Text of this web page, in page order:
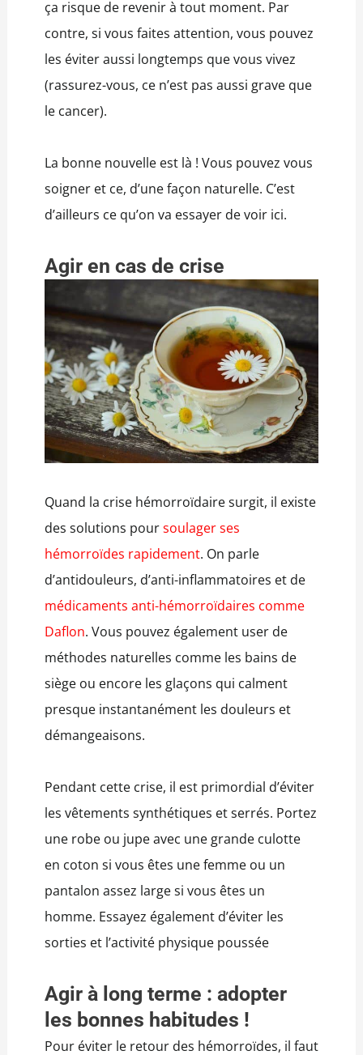
ça risque de revenir à tout moment. Par
contre, si vous faites attention, vous pouvez
les éviter aussi longtemps que vous vivez
(rassurez-vous, ce n’est pas aussi grave que
le cancer).
La bonne nouvelle est là ! Vous pouvez vous
soigner et ce, d’une façon naturelle. C’est
d’ailleurs ce qu’on va essayer de voir ici.
Agir en cas de crise
Quand la crise hémorroïdaire surgit, il existe
des solutions poursoulager ses
hémorroïdes rapidement. On parle
d’antidouleurs, d’anti-inflammatoires et de
médicaments anti-hémorroïdaires comme
Daflon. Vous pouvez également user de
méthodes naturelles comme les bains de
siège ou encore les glaçons qui calment
presque instantanément les douleurs et
démangeaisons.
Pendant cette crise, il est primordial d’éviter
les vêtements synthétiques et serrés. Portez
une robe ou jupe avec une grande culotte
en coton si vous êtes une femme ou un
pantalon assez large si vous êtes un
homme. Essayez également d’éviter les
sorties et l’activité physique poussée
Agir à long terme : adopter
les bonnes habitudes !
Pour éviter le retour des hémorroïdes, il faut